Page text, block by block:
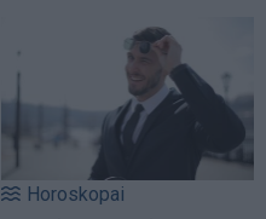
Horoskopai